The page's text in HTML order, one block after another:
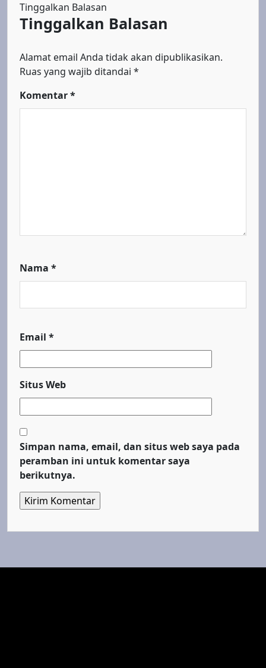
Tinggalkan Balasan
Tinggalkan Balasan
Alamat email Anda tidak akan dipublikasikan.
Ruas yang wajib ditandai *
Komentar*
Nama *
Email *
Situs Web
Simpan nama, email, dan situs web saya pada
peramban ini untuk komentar saya
berikutnya.